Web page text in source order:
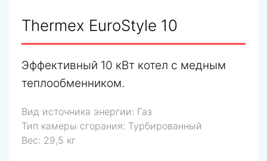
Thermex EuroStyle 10
Эффективный 10 кВт котел с медным
теплообменником.
Вид источника энергии: Газ
Тип камеры сгорания: Турбированный
Вес: 29,5 кг